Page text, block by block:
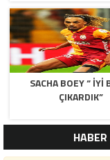
SACHA BOEY “ İYI
ÇIKARDIK”